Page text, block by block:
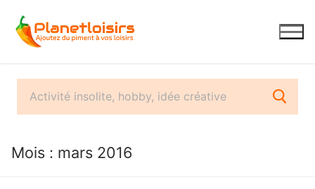
contenu
Mois : mars 2016